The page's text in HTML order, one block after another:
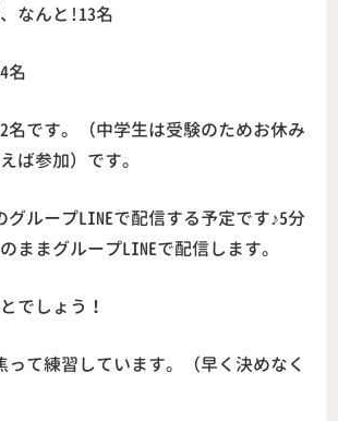
なんと!13名
名
名です。（中学生は受験のためお休み
ば参加）です。
グループLINEで配信する予定です♪5分
ままグループLINEで配信します。
でしょう！
って練習しています。（早く決めなく